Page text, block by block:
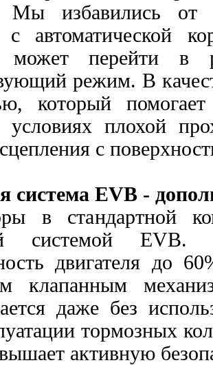
Мы избавились от
автоматической
может перейти в
режим. В
который
плохой
с
система EVB -
в стандартной
системой EVB.
двигателя до
клапанным
даже без
тормозных
активную